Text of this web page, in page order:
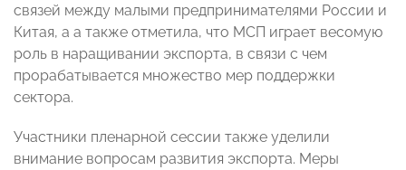
связей между малыми предпринимателями России и
Китая, а а также отметила, что МСП играет весомую
роль в наращивании экспорта, в связи с чем
прорабатывается множество мер поддержки
сектора.
Участники пленарной сессии также уделили
внимание вопросам развития экспорта. Меры